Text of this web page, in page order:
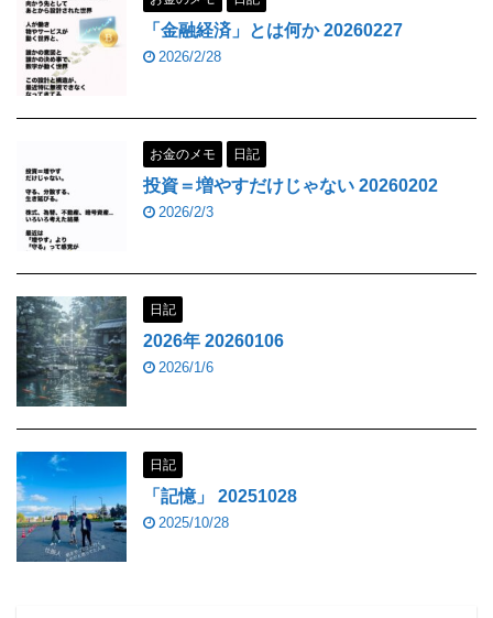
「金融経済」とは何か 20260227
2026/2/28
お金のメモ 日記
投資＝増やすだけじゃない 20260202
2026/2/3
日記
2026年 20260106
2026/1/6
日記
「記憶」 20251028
2025/10/28